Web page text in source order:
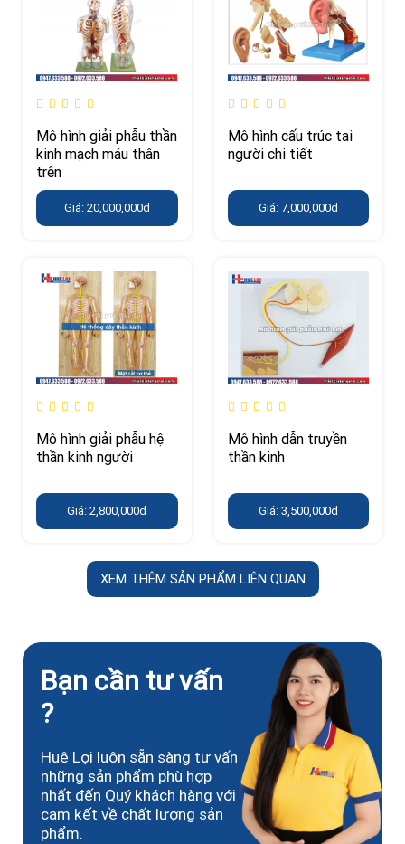
Mô hình giải phẫu thần
kinh mạch máu thân
trên
Giá: 20,000,000đ
Mô hình cấu trúc tai
người chi tiết
Giá: 7,000,000đ
Mô hình giải phẫu hệ
thần kinh người
Giá: 2,800,000đ
Mô hình dẫn truyền
thần kinh
Giá: 3,500,000đ
XEM THÊM SẢN PHẨM LIÊN QUAN
Bạn cần tư vấn
?
Huê Lợi luôn sẵn sàng tư vấn
những sản phẩm phù hợp
nhất đến Quý khách hàng với
cam kết về chất lượng sản
phẩm.